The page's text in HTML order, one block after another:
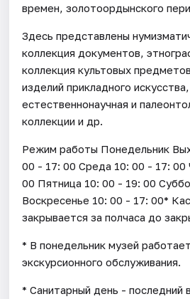
времен, золотоордынского
Здесь представлены
коллекция документов,
коллекция культовых
изделий прикладного искусства,
естественнонаучная и
коллекции и др.
Режим работы Понедельник
00 - 17: 00 Среда 10: 00 - 17: 00
00 Пятница 10: 00 - 19: 00
Воскресенье 10: 00 - 17: 00*
закрывается за полчаса до
* В понедельник музей
экскурсионного обслуживания.
* Санитарный день - последний